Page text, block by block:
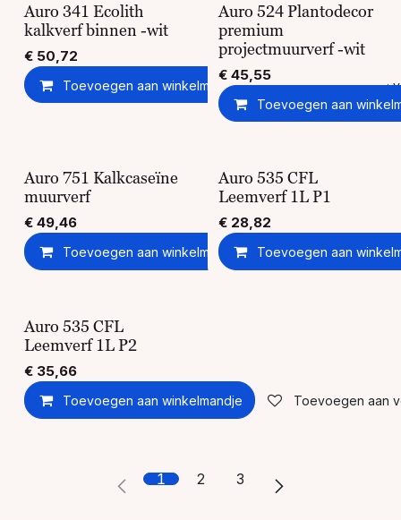
Auro 341 Ecolith
kalkverf binnen -wit
€ 50,72
Toevoegen aan winkelmandje Toevoegen aan
Auro 524 Plantodecor
premium
projectmuurverf -wit
€ 45,55
Toevoegen aan
Auro 751 Kalkcaseïne
muurverf
€ 49,46
Toevoegen aan winkelmandje Toevoegen aan
Auro 535 CFL
Leemverf 1L P1
€ 28,82
Toevoegen aan
Auro 535 CFL
Leemverf 1L P2
€ 35,66
Toevoegen aan winkelmandje Toevoegen aan
1 2 3